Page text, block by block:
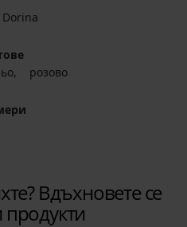
Dorina
розово
Вдъхновете се
продукти